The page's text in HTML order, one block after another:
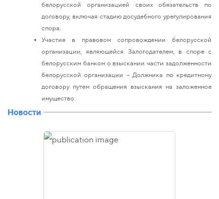
белорусской организацией своих обязательств по
договору, включая стадию досудебного урегулирования
спора.
Участие в правовом сопровождении белорусской
организации, являющейся Залогодателем, в споре с
белорусским банком о взыскании части задолженности
белорусской организации – Должника по кредитному
договору путем обращения взыскания на заложенное
имущество.
Новости